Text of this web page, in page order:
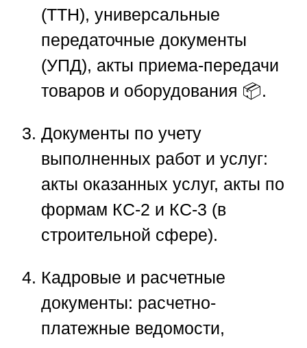
(ТТН), универсальные
передаточные документы
(УПД), акты приема-передачи
товаров и оборудования 📦.
Документы по учету
выполненных работ и услуг:
акты оказанных услуг, акты по
формам КС-2 и КС-3 (в
строительной сфере).
Кадровые и расчетные
документы: расчетно-
платежные ведомости,